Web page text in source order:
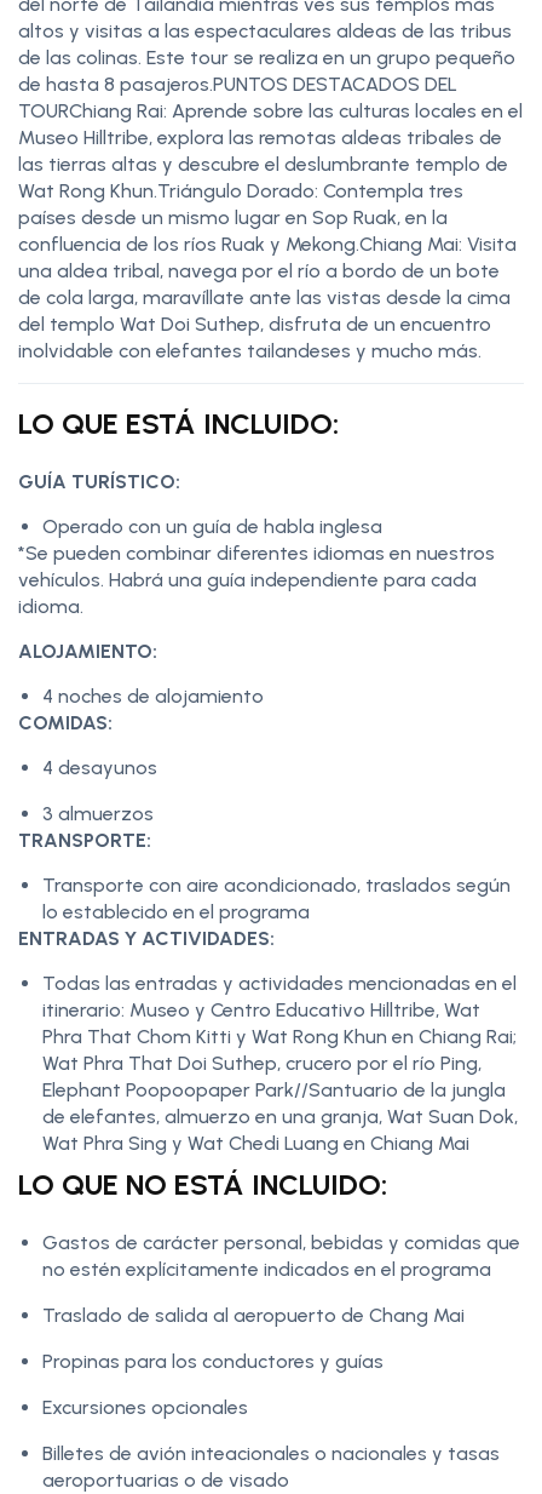
del norte de Tailandia mientras ves sus templos más
altos y visitas a las espectaculares aldeas de las tribus
de las colinas. Este tour se realiza en un grupo pequeño
de hasta 8 pasajeros.PUNTOS DESTACADOS DEL
TOURChiang Rai: Aprende sobre las culturas locales en el
Museo Hilltribe, explora las remotas aldeas tribales de
las tierras altas y descubre el deslumbrante templo de
Wat Rong Khun.Triángulo Dorado: Contempla tres
países desde un mismo lugar en Sop Ruak, en la
confluencia de los ríos Ruak y Mekong.Chiang Mai: Visita
una aldea tribal, navega por el río a bordo de un bote
de cola larga, maravíllate ante las vistas desde la cima
del templo Wat Doi Suthep, disfruta de un encuentro
inolvidable con elefantes tailandeses y mucho más.
LO QUE ESTÁ INCLUIDO:
GUÍA TURÍSTICO:
Operado con un guía de habla inglesa
*Se pueden combinar diferentes idiomas en nuestros
vehículos. Habrá una guía independiente para cada
idioma.
ALOJAMIENTO:
4 noches de alojamiento
COMIDAS:
4 desayunos
3 almuerzos
TRANSPORTE:
Transporte con aire acondicionado, traslados según
lo establecido en el programa
ENTRADAS Y ACTIVIDADES:
Todas las entradas y actividades mencionadas en el
itinerario: Museo y Centro Educativo Hilltribe, Wat
Phra That Chom Kitti y Wat Rong Khun en Chiang Rai;
Wat Phra That Doi Suthep, crucero por el río Ping,
Elephant Poopoopaper Park//Santuario de la jungla
de elefantes, almuerzo en una granja, Wat Suan Dok,
Wat Phra Sing y Wat Chedi Luang en Chiang Mai
LO QUE NO ESTÁ INCLUIDO:
Gastos de carácter personal, bebidas y comidas que
no estén explícitamente indicados en el programa
Traslado de salida al aeropuerto de Chang Mai
Propinas para los conductores y guías
Excursiones opcionales
Billetes de avión inteacionales o nacionales y tasas
aeroportuarias o de visado